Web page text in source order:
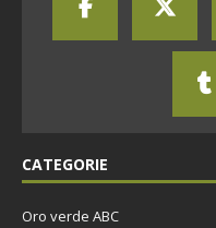
CATEGORIE
Oro verde ABC